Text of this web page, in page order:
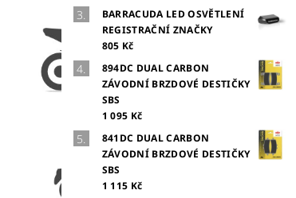
BARRACUDA LED OSVĚTLENÍ
REGISTRAČNÍ ZNAČKY
805 Kč
894DC DUAL CARBON
ZÁVODNÍ BRZDOVÉ DESTIČKY
SBS
1 095 Kč
841DC DUAL CARBON
ZÁVODNÍ BRZDOVÉ DESTIČKY
SBS
1 115 Kč